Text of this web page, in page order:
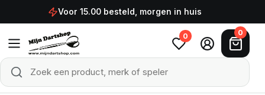
Ga naar de inhoudVoor 15.00 besteld, morgen in huis
Zoek een product, merk of speler
Zoeken
0 0